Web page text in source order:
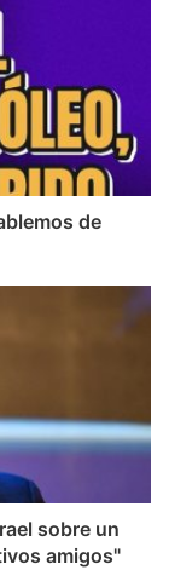
de
sobre un
amigos"